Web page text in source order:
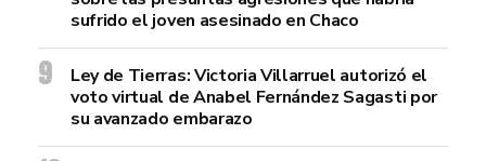
sufrido el joven asesinado en Chaco
Ley de Tierras: Victoria Villarruel autorizó el
voto virtual de Anabel Fernández Sagasti por
su avanzado embarazo